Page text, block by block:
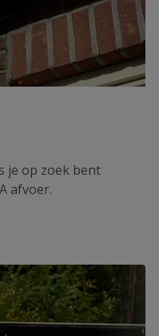
je op zoek bent
afvoer.